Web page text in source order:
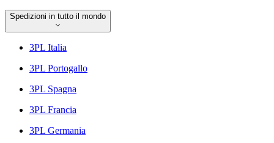
Spedizioni in tutto il mondo
3PL Italia
3PL Portogallo
3PL Spagna
3PL Francia
3PL Germania